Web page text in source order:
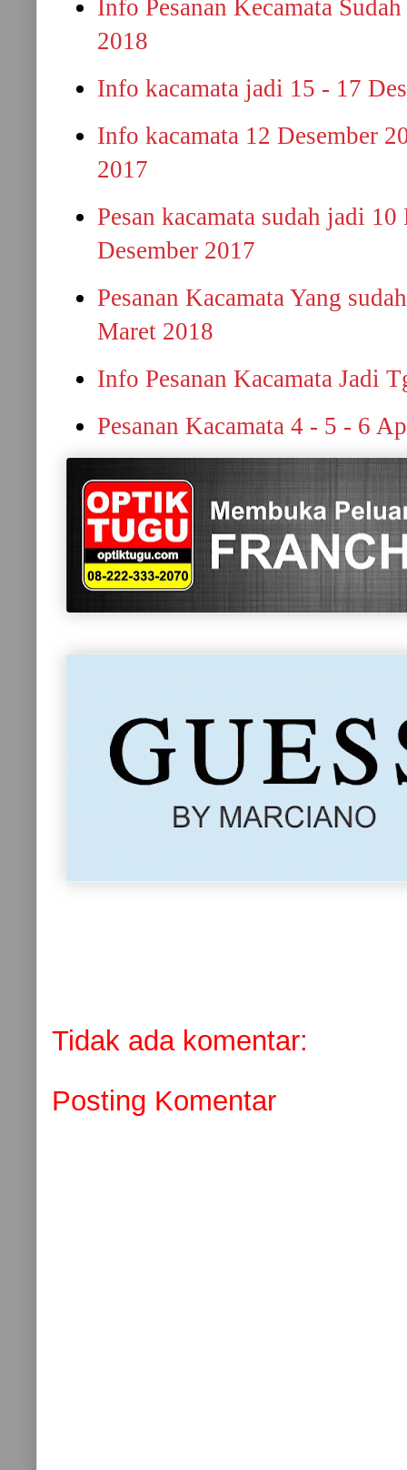
Info Pesanan Kecamata
2018
Info kacamata jadi 15 - 17
Info kacamata 12 Desember
2017
Pesan kacamata sudah jadi 10
Desember 2017
Pesanan Kacamata Yang
Maret 2018
Info Pesanan Kacamata Jadi
Pesanan Kacamata 4 - 5 - 6
Tidak ada komentar:
Posting Komentar